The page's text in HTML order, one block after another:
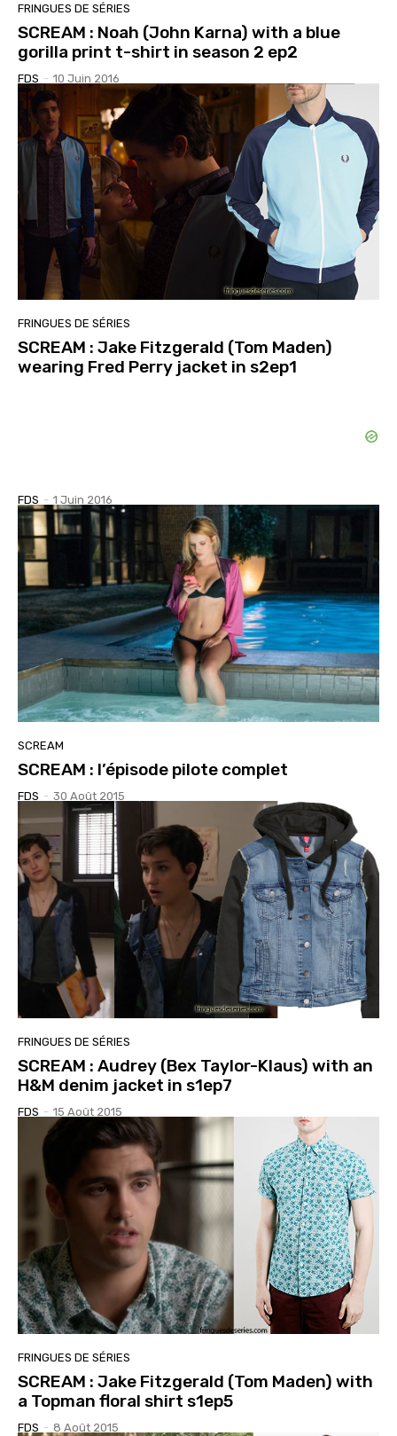
FRINGUES DE SÉRIES
SCREAM : Noah (John Karna) with a blue
gorilla print t-shirt in season 2 ep2
FDS - 10 Juin 2016
FRINGUES DE SÉRIES
SCREAM : Jake Fitzgerald (Tom Maden)
wearing Fred Perry jacket in s2ep1
FDS - 1 Juin 2016
SCREAM
SCREAM : l’épisode pilote complet
FDS - 30 Août 2015
FRINGUES DE SÉRIES
SCREAM : Audrey (Bex Taylor-Klaus) with an
H&M denim jacket in s1ep7
FDS - 15 Août 2015
FRINGUES DE SÉRIES
SCREAM : Jake Fitzgerald (Tom Maden) with
a Topman floral shirt s1ep5
FDS - 8 Août 2015